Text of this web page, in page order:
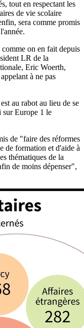
tout en respectant les
de vie scolaire
sera comme promis
on en fait depuis
LR de la
Eric Woerth,
à ne pas
au rabot au lieu de se
sur Europe 1 le
de "faire des réformes
de formation et d'aide à
thématiques de la
de moins dépenser",